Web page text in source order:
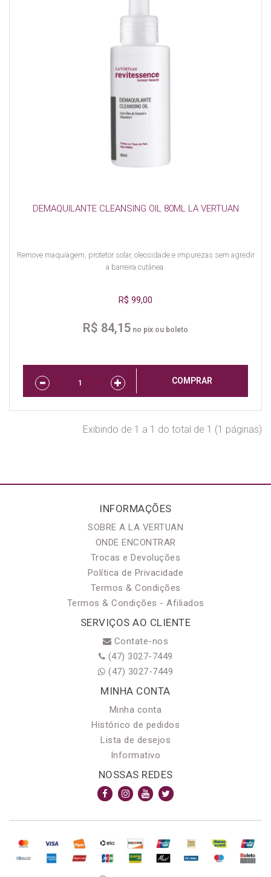
DEMAQUILANTE CLEANSING OIL 80ML LA VERTUAN
Remove maquiagem, protetor solar, oleosidade e impurezas sem agredir
a barreira cutânea.
R$ 99,00
R$ 84,15 no pix ou boleto
COMPRAR
Exibindo de 1 a 1 do total de 1 (1 páginas)
INFORMAÇÕES
SOBRE A LA VERTUAN
ONDE ENCONTRAR
Trocas e Devoluções
Política de Privacidade
Termos & Condições
Termos & Condições - Afiliados
SERVIÇOS AO CLIENTE
Contate-nos
(47) 3027-7449
(47) 3027-7449
MINHA CONTA
Minha conta
Histórico de pedidos
Lista de desejos
Informativo
NOSSAS REDES